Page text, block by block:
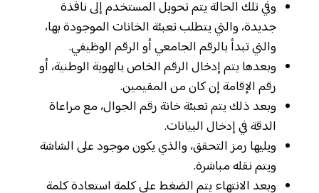
وفي تلك الحالة يتم تحويل المستخدم إلى نافذة
جديدة، والتي يتطلب تعبئة الخانات الموجودة بها،
والتي تبدأ بالرقم الجامعي أو الرقم الوظيفي.
وبعدها يتم إدخال الرقم الخاص بالهوية الوطنية، أو
رقم الإقامة إن كان من المقيمين.
وبعد ذلك يتم تعبئة خانة رقم الجوال، مع مراعاة
الدقة في إدخال البيانات.
ويليها رمز التحقق، والذي يكون موجود على الشاشة
ويتم نقله مباشرة.
وبعد الانتهاء يتم الضغط على كلمة استعادة كلمة